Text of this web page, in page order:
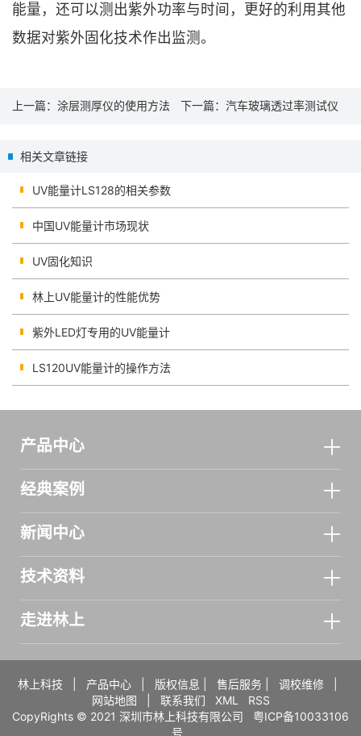
能量，还可以测出紫外功率与时间，更好的利用其他
数据对紫外固化技术作出监测。
上一篇： 涂层测厚仪的使用方法 下一篇： 汽车玻璃透过率测试仪
相关文章链接
UV能量计LS128的相关参数
中国UV能量计市场现状
UV固化知识
林上UV能量计的性能优势
紫外LED灯专用的UV能量计
LS120UV能量计的操作方法
产品中心
经典案例
新闻中心
技术资料
走进林上
林上科技 产品中心| 版权信息 售后服务| 调校维修|
网站地图
联系我们 XML
RSS
CopyRights © 2021 深圳市林上科技有限公司 粤ICP备10033106
号